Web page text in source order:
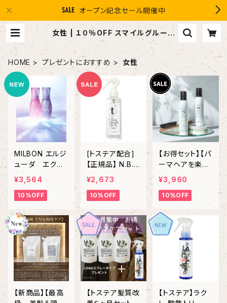
オープン記念セール開催中
女性 | １０％OFF スマイルグループ
感謝店 #イマヘア the U 強髪
HOME プレゼントにおすすめ 女性
MILBON エルジ
ューダ エクス
トラリペア 「EX
TRA REPAIR S
ERUM」＆「EXT
RA REPAIR MIL
KY SERUM」
¥3,564
10%OFF
[トステア配合]
【正規品】 N.B.A.
A. t/ カール＆ス
トレートキープミ
スト 200mL ボ
¥2,673
10%OFF
【お得セット】【パ
ーマヘアを楽チ
ンスタイリング】
N. STTLING F
OAM 200g
フォーム「ルーズ
カール＆バウン
スウェーブ」
¥3,960
10%OFF
【新商品】【最高
【トステア髪質改
【トステア】ラク